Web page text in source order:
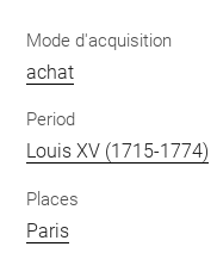
Mode d'acquisition
achat
Period
Louis XV (1715-1774)
Places
Paris